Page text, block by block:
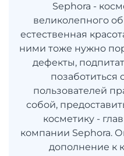
Sephora -
великолепного
естественная
ними тоже нужно
дефекты,
позаботиться
пользователей
собой,
косметику -
компании Sephora.
дополнение к